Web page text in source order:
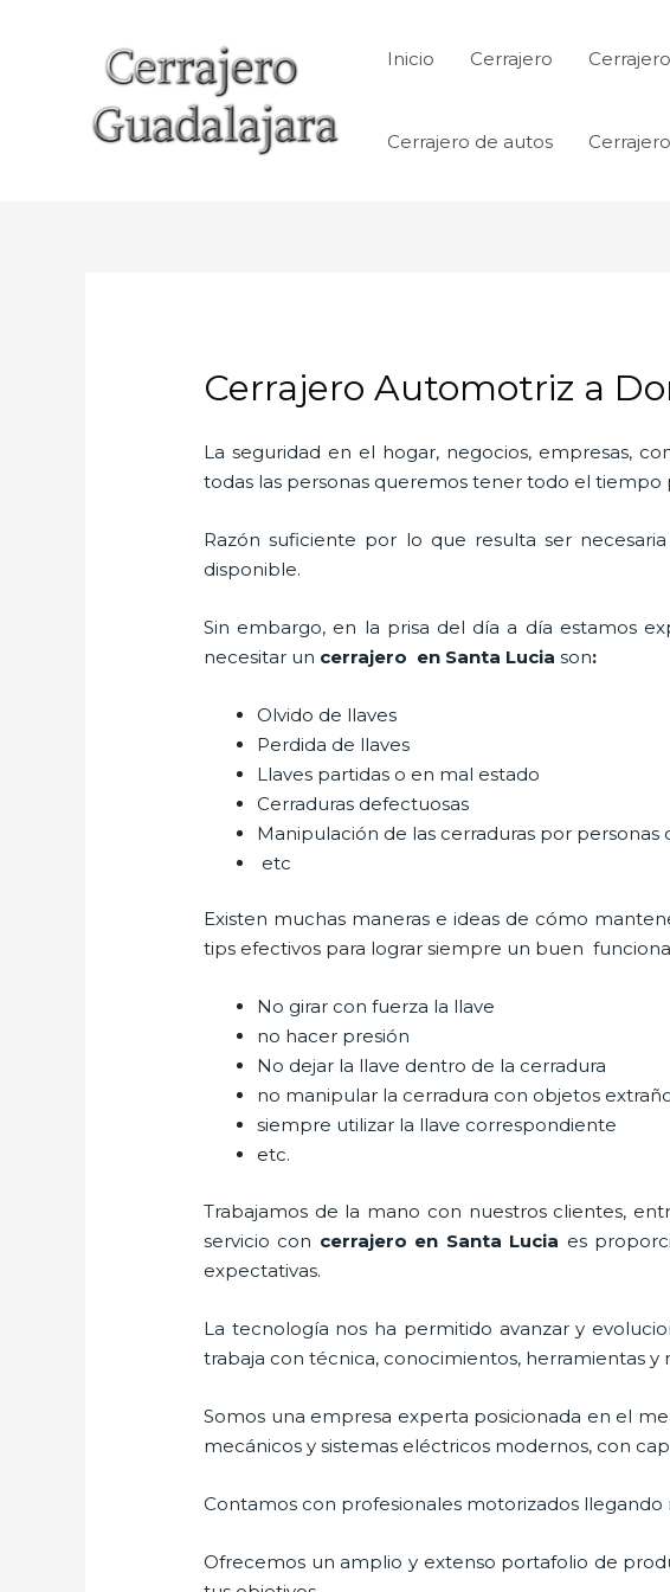
Inicio Cerrajero
Cerrajero de autos
Cerrajero Automotriz a
La seguridad en el hogar, negocios, empresas,
todas las personas queremos tener todo el tiempo
Razón suficiente por lo que resulta ser
disponible.
Sin embargo, en la prisa del día a día estamos
necesitar un cerrajero en Santa Lucia son:
Olvido de llaves
Perdida de llaves
Llaves partidas o en mal estado
Cerraduras defectuosas
Manipulación de las cerraduras por personas
etc
Existen muchas maneras e ideas de cómo
tips efectivos para lograr siempre un buen
No girar con fuerza la llave
no hacer presión
No dejar la llave dentro de la cerradura
no manipular la cerradura con objetos
siempre utilizar la llave correspondiente
etc.
Trabajamos de la mano con nuestros clientes,
servicio con cerrajero en Santa Lucia es
expectativas.
La tecnología nos ha permitido avanzar y
trabaja con técnica, conocimientos, herramientas y
Somos una empresa experta posicionada en el
mecánicos y sistemas eléctricos modernos, con
Contamos con profesionales motorizados
Ofrecemos un amplio y extenso portafolio de